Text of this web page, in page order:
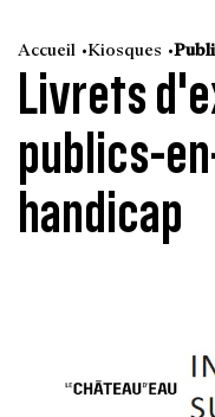
Accueil Kiosques
Livrets
publics-
handicap